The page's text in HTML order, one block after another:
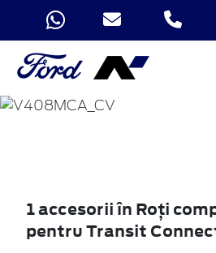
TRANSIT
CONNECT
1 accesorii în Roţi
pentru Transit